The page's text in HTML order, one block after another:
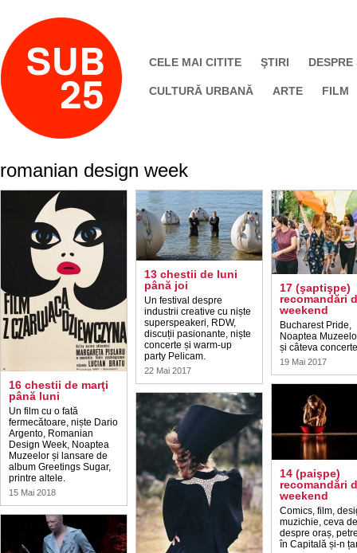
CELE MAI CITITE ŞTIRI DESPRE
CULTURĂ URBANĂ ARTE FILM
romanian design week
16 chestii de marţi
până luni
Un film cu o fată
fermecătoare, niște Dario
Argento, Romanian
Design Week, Noaptea
Muzeelor și lansare de
album Greetings Sugar,
printre altele.
15 Mai 2018
13 chestii de luni
până joi
Un festival despre
industrii creative cu niște
superspeakeri, RDW,
discuții pasionante, niște
concerte și warm-up
party Pelicam.
22 Mai 2017
17 (şaptişpe)
recomandări
weekend
Bucharest Pride,
Noaptea
și câteva
19 Mai 2017
14 (paişpe)
recomandări
weekend
Comics, film,
muzichie, ceva
despre oraș,
în Capitală și-n